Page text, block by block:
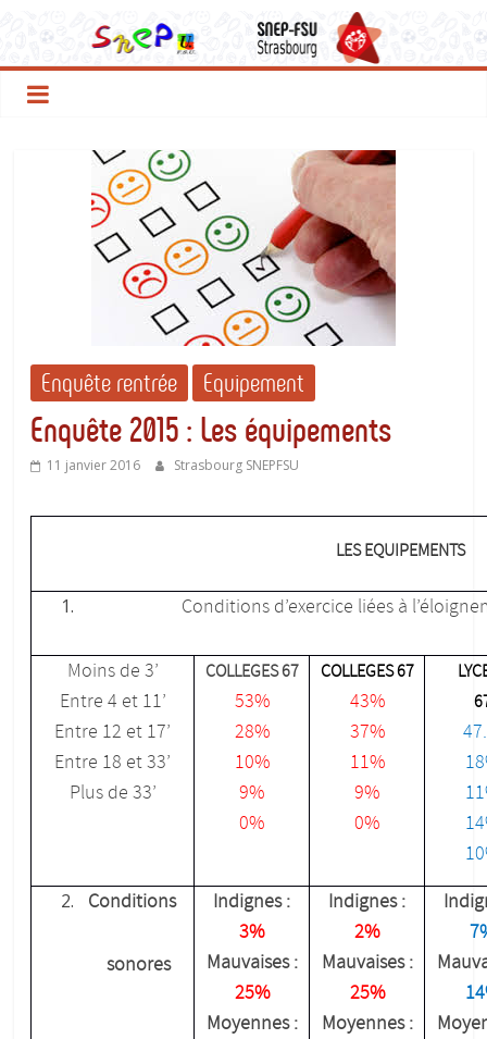
contenu
Le
SNEP
FSU
Strasbourg
Enquête rentrée Equipement
Enquête 2015 : Les équipements
11 janvier 2016 Strasbourg SNEPFSU
LES EQUIPEMENTS
Conditions d’exercice liées à
Moins de 3’
Entre 4 et 11’
Entre 12 et 17’
Entre 18 et 33’
Plus de 33’
COLLEGES 67
53%
28%
10%
9%
0%
COLLEGES 67
43%
37%
11%
9%
0%
Conditions
sonores
Indignes :
3%
Mauvaises :
25%
Moyennes :
Indignes :
2%
Mauvaises :
25%
Moyennes :